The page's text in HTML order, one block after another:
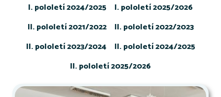
I. pololetí 2024/2025
I. pololetí 2025/2026
II. pololetí 2021/2022
II. pololetí 2022/2023
II. pololetí 2023/2024
II. pololetí 2024/2025
II. pololetí 2025/2026